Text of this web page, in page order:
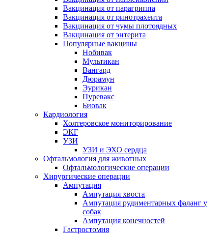
Вакцинация от парагриппа
Вакцинация от ринотрахеита
Вакцинация от чумы плотоядных
Вакцинация от энтерита
Популярные вакцины
Нобивак
Мультикан
Вангард
Дюрамун
Эурикан
Пуревакс
Биовак
Кардиология
Холтеровское мониторирование
ЭКГ
УЗИ
УЗИ и ЭХО сердца
Офтальмология для животных
Офтальмологические операции
Хирургические операции
Ампутация
Ампутация хвоста
Ампутация рудиментарных фаланг у
собак
Ампутация конечностей
Гастростомия